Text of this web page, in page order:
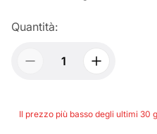
Quantità:
Il prezzo più basso degli ultimi 30